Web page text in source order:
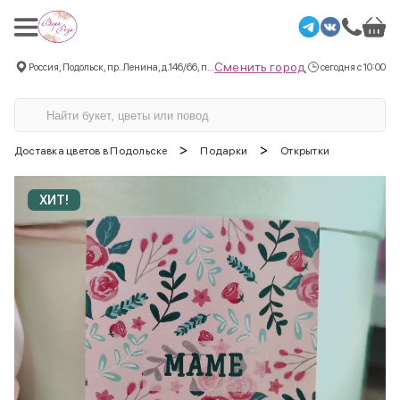
Сменить город сегодня с 10:00
Доставка цветов в Подольске > Подарки > Открытки
ХИТ!